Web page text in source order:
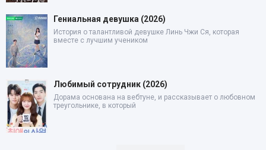
Гениальная девушка (2026)
История о талантливой девушке Линь Чжи Ся, которая
вместе с лучшим учеником
Любимый сотрудник (2026)
Дорама основана на вебтуне, и рассказывает о любовном
треугольнике, в который